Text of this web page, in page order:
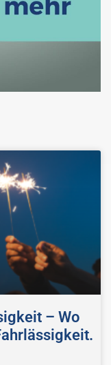
– Wo